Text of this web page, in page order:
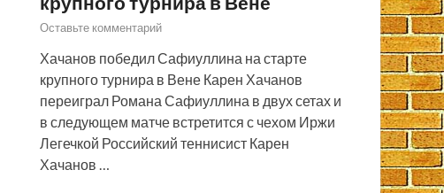
Оставьте комментарий
Хачанов победил Сафиуллина на старте
крупного турнира в Вене Карен Хачанов
переиграл Романа Сафиуллина в двух сетах и
в следующем матче встретится с чехом Иржи
Легечкой Российский теннисист Карен
Хачанов …